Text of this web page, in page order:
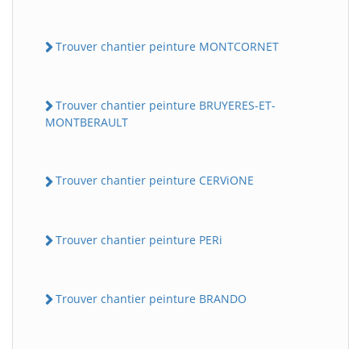
Trouver chantier peinture MONTCORNET
Trouver chantier peinture BRUYERES-ET-
MONTBERAULT
Trouver chantier peinture CERViONE
Trouver chantier peinture PERi
Trouver chantier peinture BRANDO